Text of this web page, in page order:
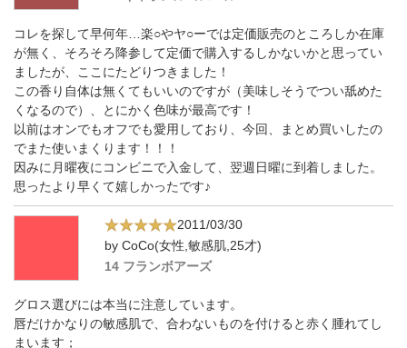
コレを探して早何年…楽○やヤ○ーでは定価販売のところしか在庫
が無く、そろそろ降参して定価で購入するしかないかと思ってい
ましたが、ここにたどりつきました！
この香り自体は無くてもいいのですが（美味しそうでつい舐めた
くなるので）、とにかく色味が最高です！
以前はオンでもオフでも愛用しており、今回、まとめ買いしたの
でまた使いまくります！！！
因みに月曜夜にコンビニで入金して、翌週日曜に到着しました。
思ったより早くて嬉しかったです♪
2011/03/30
by CoCo(女性,敏感肌,25才)
14 フランボアーズ
グロス選びには本当に注意しています。
唇だけかなりの敏感肌で、合わないものを付けると赤く腫れてし
まいます；